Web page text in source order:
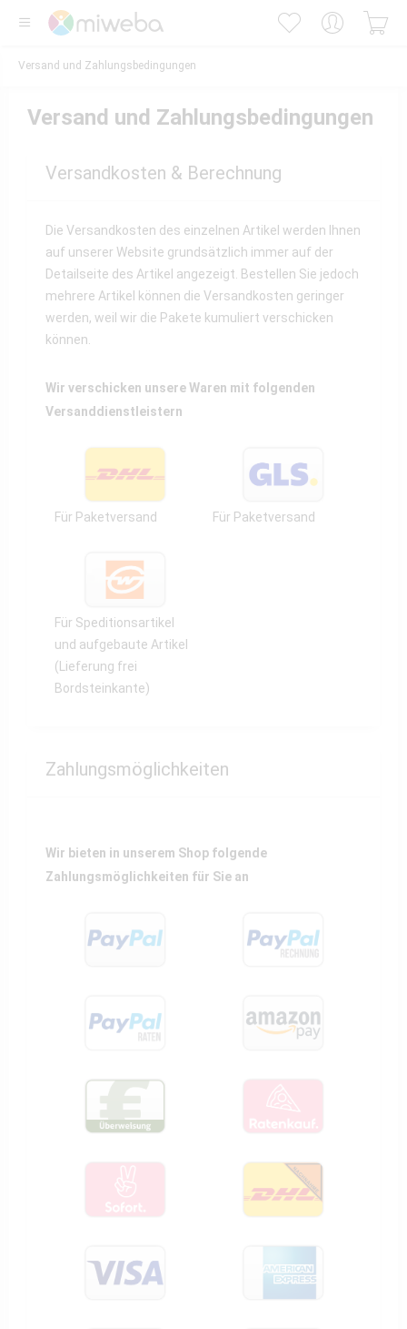
Versand und Zahlungsbedingungen
Versand und Zahlungsbedingungen
Versandkosten & Berechnung
Die Versandkosten des einzelnen Artikel werden Ihnen
auf unserer Website grundsätzlich immer auf der
Detailseite des Artikel angezeigt. Bestellen Sie jedoch
mehrere Artikel können die Versandkosten geringer
werden, weil wir die Pakete kumuliert verschicken
können.
Wir verschicken unsere Waren mit folgenden
Versanddienstleistern
Für Paketversand Für Paketversand
Für Speditionsartikel
und aufgebaute Artikel
(Lieferung frei
Bordsteinkante)
Zahlungsmöglichkeiten
Wir bieten in unserem Shop folgende
Zahlungsmöglichkeiten für Sie an